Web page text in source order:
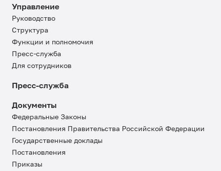
Управление
Руководство
Структура
Функции и полномочия
Пресс-служба
Для сотрудников
Пресс-служба
Документы
Федеральные Законы
Постановления Правительства Российской Федерации
Государственные доклады
Постановления
Приказы